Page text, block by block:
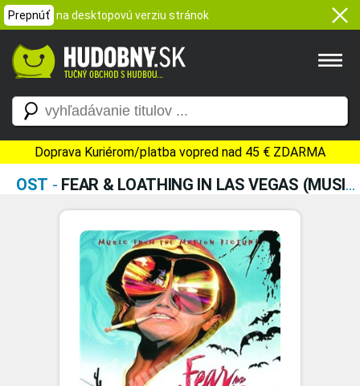
Prepnúť na desktopovú verziu stránok
Doprava Kuriérom/platba vopred nad 45 € ZDARMA
OST - FEAR & LOATHING IN LAS VEGAS (MUSIC FROM THE MOTION PICTURE)